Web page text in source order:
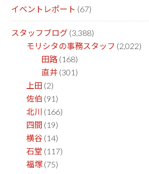
イベントレポート (67)
スタッフブログ (3,388)
モリシタの事務スタッフ (2,022)
田路 (168)
直井 (301)
上田 (2)
佐伯 (91)
北川 (166)
四間 (19)
横谷 (14)
石堂 (117)
福塚 (75)